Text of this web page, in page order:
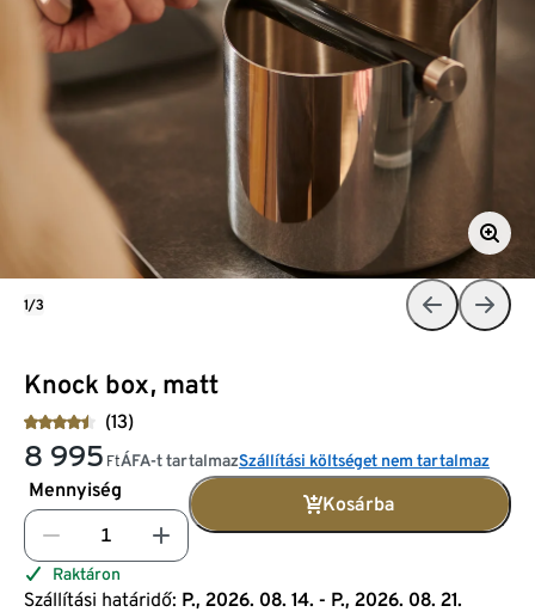
Knock box, matt
(13)
8 995 FtÁFA-t tartalmazSzállítási költséget nem tartalmaz
Mennyiség
Kosárba
Raktáron
Szállítási határidő: P., 2026. 08. 14. - P., 2026. 08. 21.
1/3